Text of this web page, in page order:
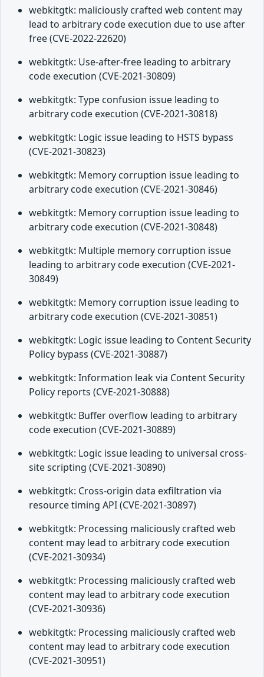
webkitgtk: maliciously crafted web content may
lead to arbitrary code execution due to use after
free (CVE-2022-22620)
webkitgtk: Use-after-free leading to arbitrary
code execution (CVE-2021-30809)
webkitgtk: Type confusion issue leading to
arbitrary code execution (CVE-2021-30818)
webkitgtk: Logic issue leading to HSTS bypass
(CVE-2021-30823)
webkitgtk: Memory corruption issue leading to
arbitrary code execution (CVE-2021-30846)
webkitgtk: Memory corruption issue leading to
arbitrary code execution (CVE-2021-30848)
webkitgtk: Multiple memory corruption issue
leading to arbitrary code execution (CVE-2021-
30849)
webkitgtk: Memory corruption issue leading to
arbitrary code execution (CVE-2021-30851)
webkitgtk: Logic issue leading to Content Security
Policy bypass (CVE-2021-30887)
webkitgtk: Information leak via Content Security
Policy reports (CVE-2021-30888)
webkitgtk: Buffer overflow leading to arbitrary
code execution (CVE-2021-30889)
webkitgtk: Logic issue leading to universal cross-
site scripting (CVE-2021-30890)
webkitgtk: Cross-origin data exfiltration via
resource timing API (CVE-2021-30897)
webkitgtk: Processing maliciously crafted web
content may lead to arbitrary code execution
(CVE-2021-30934)
webkitgtk: Processing maliciously crafted web
content may lead to arbitrary code execution
(CVE-2021-30936)
webkitgtk: Processing maliciously crafted web
content may lead to arbitrary code execution
(CVE-2021-30951)